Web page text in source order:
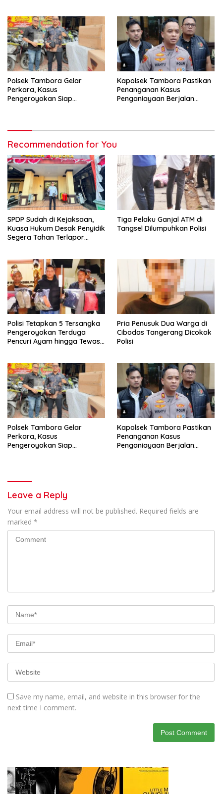
Polsek Tambora Gelar
Perkara, Kasus
Pengeroyokan Siap
Kapolsek Tambora Pastikan
Penanganan Kasus
Penganiayaan Berjalan
Recommendation for You
SPDP Sudah di Kejaksaan,
Kuasa Hukum Desak Penyidik
Segera Tahan Terlapor
Tiga Pelaku Ganjal ATM di
Tangsel Dilumpuhkan Polisi
Polisi Tetapkan 5 Tersangka
Pengeroyokan Terduga
Pencuri Ayam hingga Tewas
Pria Penusuk Dua Warga di
Cibodas Tangerang Dicokok
Polisi
Polsek Tambora Gelar
Perkara, Kasus
Pengeroyokan Siap
Kapolsek Tambora Pastikan
Penanganan Kasus
Penganiayaan Berjalan
Leave a Reply
Your email address will not be published. Required fields are
marked *
Save my name, email, and website in this browser for the
next time I comment.